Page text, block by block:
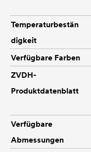
Temperaturbestän
digkeit
Verfügbare Farben
ZVDH-
Produktdatenblatt
Verfügbare
Abmessungen